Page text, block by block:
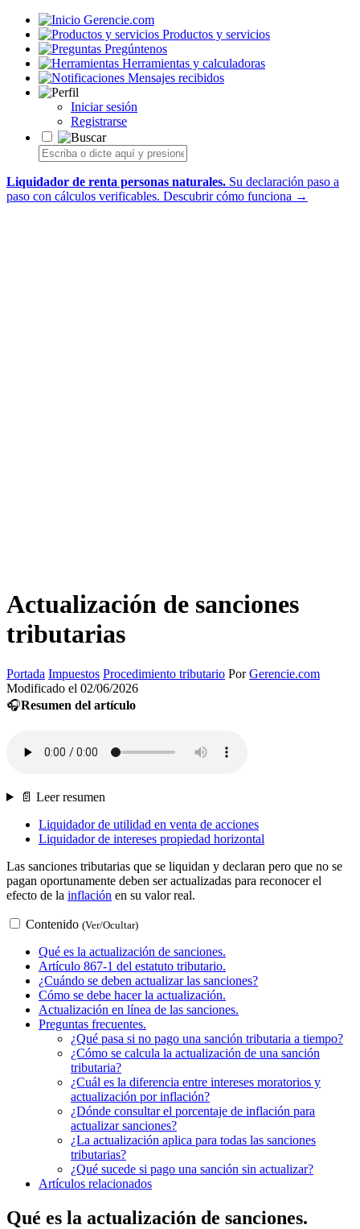
Gerencie.com
Productos y servicios
Pregúntenos
Herramientas y calculadoras
Mensajes recibidos
Iniciar sesión
Registrarse
Liquidador de renta personas naturales. Su declaración paso a
paso con cálculos verificables. Descubrir cómo funciona →
Actualización de sanciones
tributarias
Portada Impuestos Procedimiento tributario PorGerencie.com
Modificado el 02/06/2026
🎧Resumen del artículo
📄 Leer resumen
Liquidador de utilidad en venta de acciones
Liquidador de intereses propiedad horizontal
Las sanciones tributarias que se liquidan y declaran pero que no se
pagan oportunamente deben ser actualizadas para reconocer el
efecto de la inflación en su valor real.
Contenido (Ver/Ocultar)
Qué es la actualización de sanciones.
Artículo 867-1 del estatuto tributario.
¿Cuándo se deben actualizar las sanciones?
Cómo se debe hacer la actualización.
Actualización en línea de las sanciones.
Preguntas frecuentes.
¿Qué pasa si no pago una sanción tributaria a tiempo?
¿Cómo se calcula la actualización de una sanción
tributaria?
¿Cuál es la diferencia entre intereses moratorios y
actualización por inflación?
¿Dónde consultar el porcentaje de inflación para
actualizar sanciones?
¿La actualización aplica para todas las sanciones
tributarias?
¿Qué sucede si pago una sanción sin actualizar?
Artículos relacionados
Qué es la actualización de sanciones.